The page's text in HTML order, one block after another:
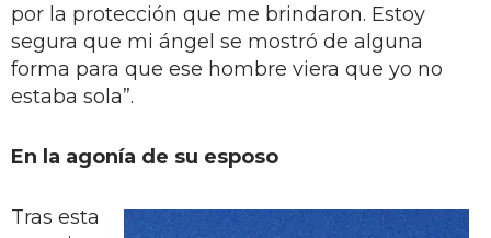
por la protección que me brindaron. Estoy
segura que mi ángel se mostró de alguna
forma para que ese hombre viera que yo no
estaba sola”.
En la agonía de su esposo
Tras esta